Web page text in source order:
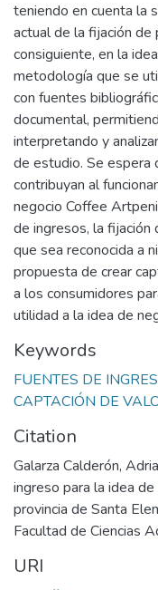
teniendo en cuenta la
actual de la fijación de
consiguiente, en la
metodología que se
con fuentes
documental,
interpretando y
de estudio. Se espera
contribuyan al
negocio Coffee
de ingresos, la fijación
que sea reconocida a
propuesta de crear
a los consumidores
utilidad a la idea de
Keywords
FUENTES DE
CAPTACIÓN DE
Citation
Galarza Calderón,
ingreso para la idea
provincia de Santa
Facultad de Ciencias
URI